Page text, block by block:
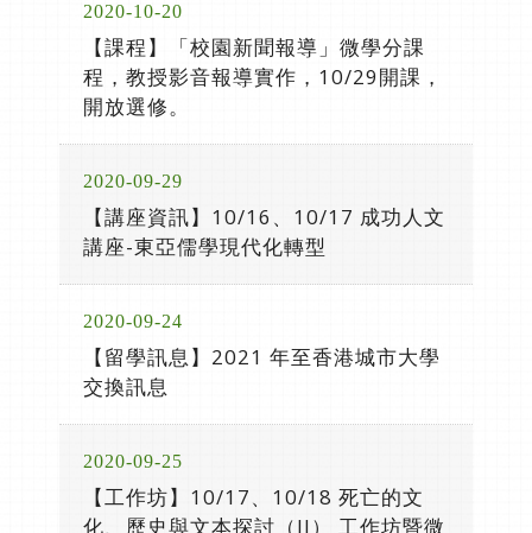
2020-10-20
【課程】「校園新聞報導」微學分課
程，教授影音報導實作，10/29開課，
開放選修。
2020-09-29
【講座資訊】10/16、10/17 成功人文
講座-東亞儒學現代化轉型
2020-09-24
【留學訊息】2021 年至香港城市大學
交換訊息
2020-09-25
【工作坊】10/17、10/18 死亡的文
化、歷史與文本探討（II） 工作坊暨微